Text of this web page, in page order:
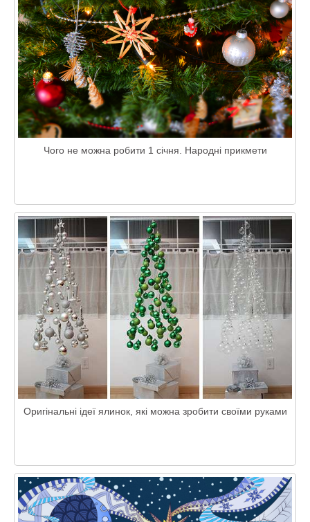
Чого не можна робити 1 січня. Народні прикмети
Оригінальні ідеї ялинок, які можна зробити своїми руками